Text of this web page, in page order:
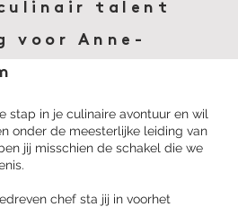
talent
voor Anne-
stap in je culinaire avontuur en wil
onder de meesterlijke leiding van
jij misschien de schakel die we
chef sta jij in voorhet